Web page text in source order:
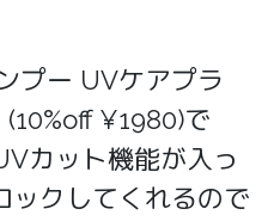
プー UVケアプラ
¥1980)で
カット機能が入っ
ックしてくれるので